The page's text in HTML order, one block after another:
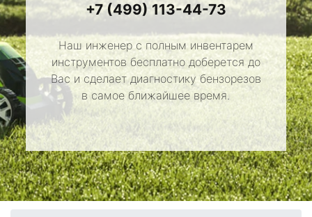
+7 (499) 113-44-73
Наш инженер с полным инвентарем
инструментов бесплатно доберется до
Вас и сделает диагностику бензорезов
в самое ближайшее время.